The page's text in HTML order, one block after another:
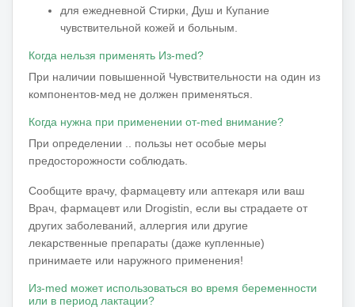
для ежедневной Стирки, Душ и Купание
чувствительной кожей и больным.
Когда нельзя применять Из-med?
При наличии повышенной Чувствительности на один из
компонентов-мед не должен применяться.
Когда нужна при применении от-med внимание?
При определении .. пользы нет особые меры
предосторожности соблюдать.
Сообщите врачу, фармацевту или аптекаря или ваш
Врач, фармацевт или Drogistin, если вы страдаете от
других заболеваний, аллергия или другие
лекарственные препараты (даже купленные)
принимаете или наружного применения!
Из-med может использоваться во время беременности
или в период лактации?